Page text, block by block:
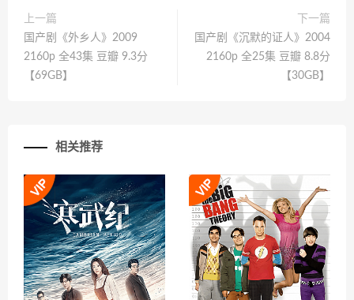
上一篇
国产剧《外乡人》2009
2160p 全43集 豆瓣 9.3分
【69GB】
下一篇
国产剧《沉默的证人》2004
2160p 全25集 豆瓣 8.8分
【30GB】
相关推荐